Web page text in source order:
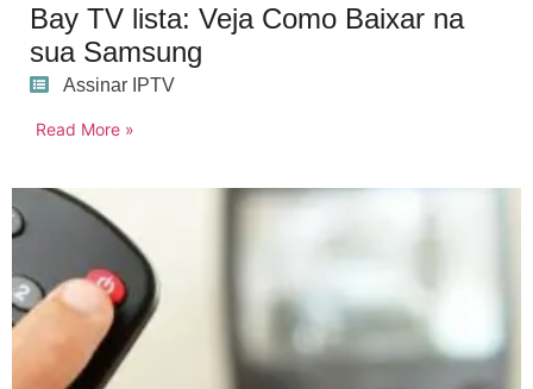
Bay TV lista: Veja Como Baixar na
sua Samsung
Assinar IPTV
Read More »